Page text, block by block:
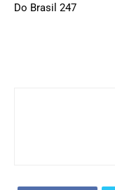
Do Brasil 247